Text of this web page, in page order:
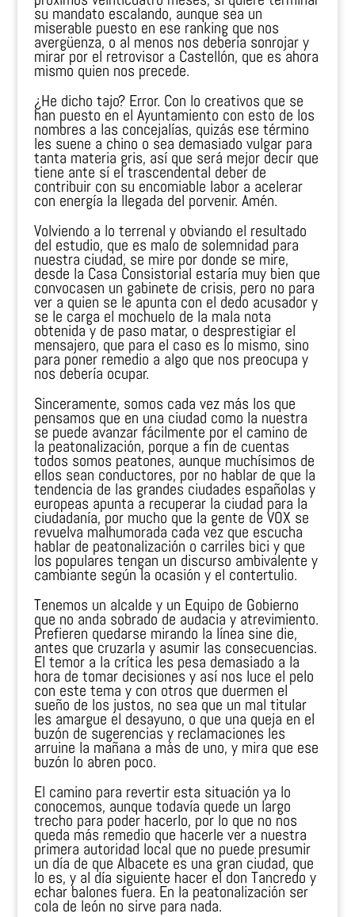
su mandato escalando, aunque sea un
miserable puesto en ese ranking que nos
avergüenza, o al menos nos debería sonrojar y
mirar por el retrovisor a Castellón, que es ahora
mismo quien nos precede.
¿He dicho tajo? Error. Con lo creativos que se
han puesto en el Ayuntamiento con esto de los
nombres a las concejalías, quizás ese término
les suene a chino o sea demasiado vulgar para
tanta materia gris, así que será mejor decir que
tiene ante sí el trascendental deber de
contribuir con su encomiable labor a acelerar
con energía la llegada del porvenir. Amén.
Volviendo a lo terrenal y obviando el resultado
del estudio, que es malo de solemnidad para
nuestra ciudad, se mire por donde se mire,
desde la Casa Consistorial estaría muy bien que
convocasen un gabinete de crisis, pero no para
ver a quien se le apunta con el dedo acusador y
se le carga el mochuelo de la mala nota
obtenida y de paso matar, o desprestigiar el
mensajero, que para el caso es lo mismo, sino
para poner remedio a algo que nos preocupa y
nos debería ocupar.
Sinceramente, somos cada vez más los que
pensamos que en una ciudad como la nuestra
se puede avanzar fácilmente por el camino de
la peatonalización, porque a fin de cuentas
todos somos peatones, aunque muchísimos de
ellos sean conductores, por no hablar de que la
tendencia de las grandes ciudades españolas y
europeas apunta a recuperar la ciudad para la
ciudadanía, por mucho que la gente de VOX se
revuelva malhumorada cada vez que escucha
hablar de peatonalización o carriles bici y que
los populares tengan un discurso ambivalente y
cambiante según la ocasión y el contertulio.
Tenemos un alcalde y un Equipo de Gobierno
que no anda sobrado de audacia y atrevimiento.
Prefieren quedarse mirando la línea sine die,
antes que cruzarla y asumir las consecuencias.
El temor a la crítica les pesa demasiado a la
hora de tomar decisiones y así nos luce el pelo
con este tema y con otros que duermen el
sueño de los justos, no sea que un mal titular
les amargue el desayuno, o que una queja en el
buzón de sugerencias y reclamaciones les
arruine la mañana a más de uno, y mira que ese
buzón lo abren poco.
El camino para revertir esta situación ya lo
conocemos, aunque todavía quede un largo
trecho para poder hacerlo, por lo que no nos
queda más remedio que hacerle ver a nuestra
primera autoridad local que no puede presumir
un día de que Albacete es una gran ciudad, que
lo es, y al día siguiente hacer el don Tancredo y
echar balones fuera. En la peatonalización ser
cola de león no sirve para nada.